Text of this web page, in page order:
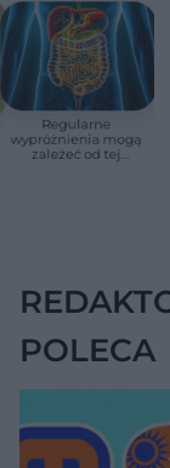
Regularne
wypróżnienia mogą
zależeć od tej
POLECA